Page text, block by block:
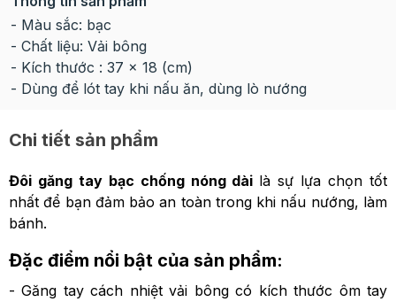
- Màu sắc: bạc
- Chất liệu: Vải bông
- Kích thước : 37 x 18 (cm)
- Dùng để lót tay khi nấu ăn, dùng lò nướng
Chi tiết sản phẩm
Đôi găng tay bạc chống nóng dài là sự lựa chọn tốt
nhất để bạn đảm bảo an toàn trong khi nấu nướng, làm
bánh.
Đặc điểm nổi bật của sản phẩm:
- Găng tay cách nhiệt vải bông có kích thước ôm tay